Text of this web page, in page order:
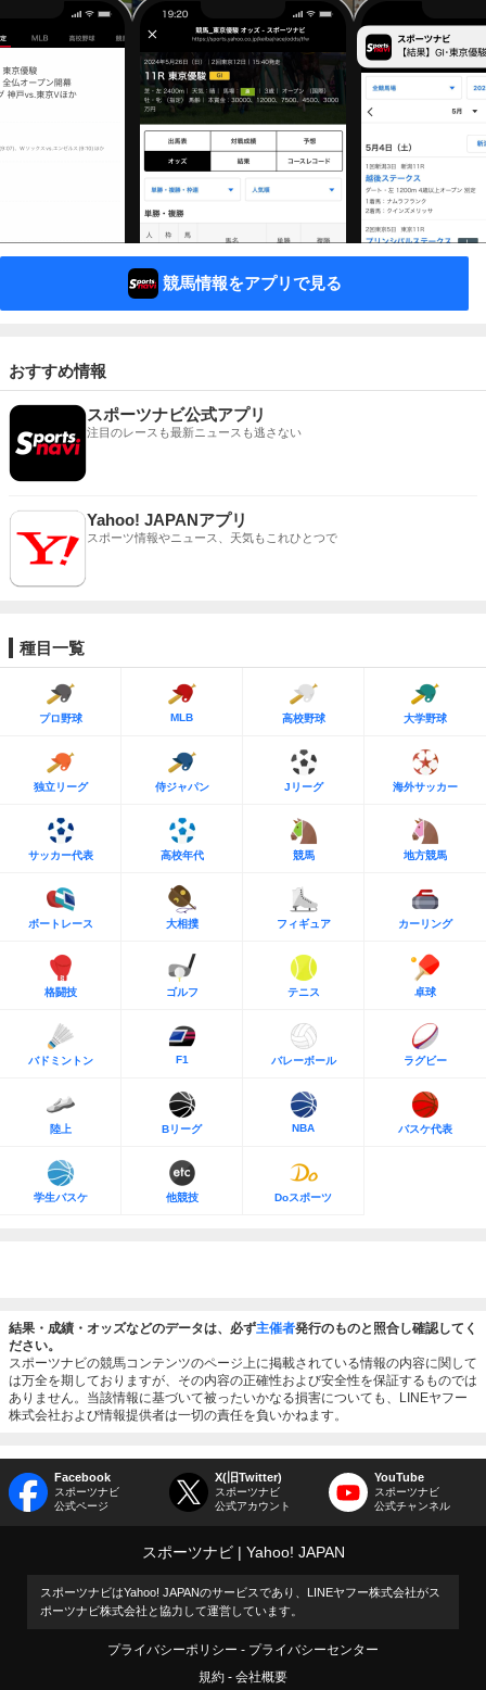
競馬情報をアプリで見る
おすすめ情報
スポーツナビ公式アプリ
注目のレースも最新ニュースも逃さない
Yahoo! JAPANアプリ
スポーツ情報やニュース、天気もこれひとつで
種目一覧
プロ野球 MLB 高校野球 大学野球
独立リーグ 侍ジャパン Jリーグ 海外サッカー
サッカー代表 高校年代 競馬 地方競馬
ボートレース 大相撲 フィギュア カーリング
格闘技 ゴルフ テニス 卓球
バドミントン F1 バレーボール ラグビー
陸上 Bリーグ NBA バスケ代表
学生バスケ 他競技 Doスポーツ
結果・成績・オッズなどのデータは、必ず主催者発行のものと照合し確認してく
ださい。
スポーツナビの競馬コンテンツのページ上に掲載されている情報の内容に関して
は万全を期しておりますが、その内容の正確性および安全性を保証するものでは
ありません。当該情報に基づいて被ったいかなる損害についても、LINEヤフー
株式会社および情報提供者は一切の責任を負いかねます。
Facebook
スポーツナビ
公式ページ
X(旧Twitter)
スポーツナビ
公式アカウント
YouTube
スポーツナビ
公式チャンネル
スポーツナビ Yahoo! JAPAN
スポーツナビはYahoo! JAPANのサービスであり、LINEヤフー株式会社がス
ポーツナビ株式会社と協力して運営しています。
プライバシーポリシー
プライバシーセンター
規約
会社概要